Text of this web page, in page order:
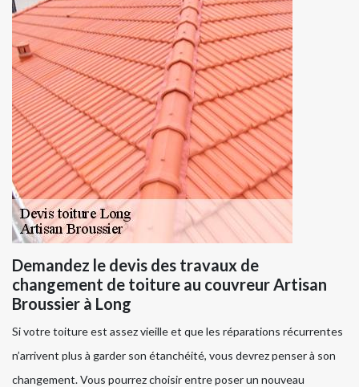
Demandez le devis des travaux de
changement de toiture au couvreur Artisan
Broussier à Long
Si votre toiture est assez vieille et que les réparations récurrentes
n’arrivent plus à garder son étanchéité, vous devrez penser à son
changement. Vous pourrez choisir entre poser un nouveau